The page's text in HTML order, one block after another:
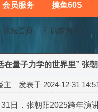
会员服务 摸鱼60S
论坛首页 〖以梦为马〗
在量子力学的世界里” 张
主 发表于 2024-12-31
31日，张朝阳2025跨年演